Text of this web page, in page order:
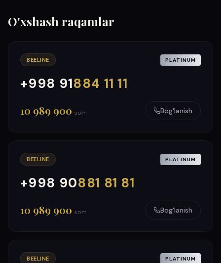
O'xshash raqamlar
BEELINE PLATINUM
+998 91884 11 11
000
999
10 989 900 so'm Bog'lanish
BEELINE PLATINUM
+998 90881 81 81
000
999
10 989 900 so'm Bog'lanish
BEELINE PLATINUM